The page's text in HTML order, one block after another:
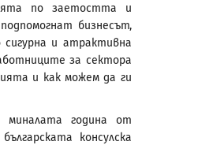
по заетостта и
бизнесът,
и атрактивна
за сектора
и как можем да ги
година от
консулска